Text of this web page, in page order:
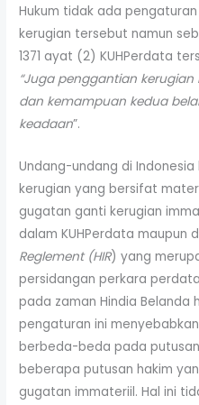
Hukum tidak ada
kerugian tersebut namun
1371 ayat (2) KUHPerdata
“Juga penggantian
dan kemampuan kedua
keadaan”.
Undang-undang di
kerugian yang bersifat
gugatan ganti kerugian
dalam KUHPerdata maupun
Reglement (HIR) yang
persidangan perkara
pada zaman Hindia Belanda
pengaturan ini
berbeda-beda pada
beberapa putusan hakim
gugatan immateriil. Hal ini